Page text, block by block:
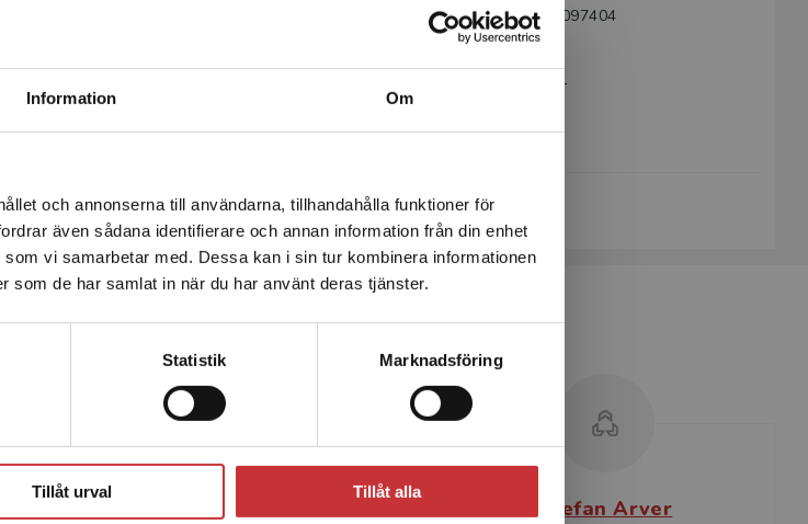
Information Om
och annonserna till användarna, tillhandahålla funktioner för
även sådana identifierare och annan information från din enhet
vi samarbetar med. Dessa kan i sin tur kombinera informationen
som de har samlat in när du har använt deras tjänster.
Statistik Marknadsföring
Tillåt urval Tillåt alla
fraktregion
besöker studentlitteratur.se via en
Vi erbjuder inte leveranser utanför
slutföra ett köp måste
i Sverige.Läs mer
9789144097404
2014
38311-01
Köp- och leveransvillkor
Mats Hammar Stefan Arver